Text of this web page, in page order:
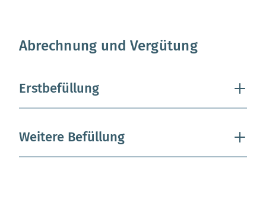
Abrechnung und Vergütung
Erstbefüllung
Weitere Befüllung